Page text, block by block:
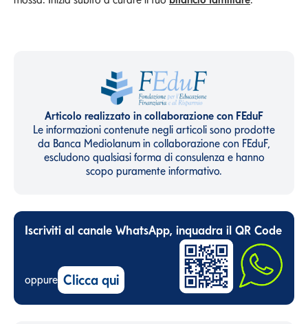
Articolo realizzato in collaborazione con FEduF
Le informazioni contenute negli articoli sono prodotte
da Banca Mediolanum in collaborazione con FEduF,
escludono qualsiasi forma di consulenza e hanno
scopo puramente informativo.
Iscriviti al canale WhatsApp, inquadra il QR Code
oppure Clicca qui